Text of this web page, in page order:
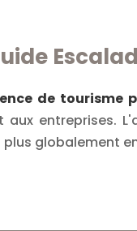
de tourisme
aux entreprises.
globalement